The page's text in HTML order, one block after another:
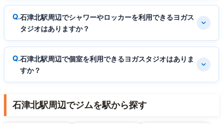
石津北駅周辺でシャワーやロッカーを利用できるヨガス
タジオはありますか？
石津北駅周辺で個室を利用できるヨガスタジオはありま
すか？
石津北駅周辺でジムを駅から探す